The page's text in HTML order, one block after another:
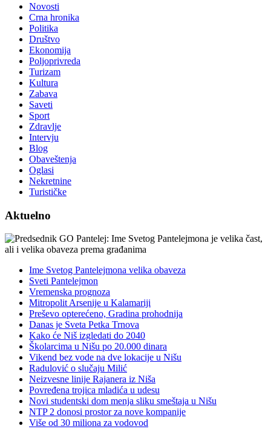
Novosti
Crna hronika
Politika
Društvo
Ekonomija
Poljoprivreda
Turizam
Kultura
Zabava
Saveti
Sport
Zdravlje
Intervju
Blog
Obaveštenja
Oglasi
Nekretnine
Turističke
Aktuelno
Ime Svetog Pantelejmona velika obaveza
Sveti Pantelejmon
Vremenska prognoza
Mitropolit Arsenije u Kalamariji
Preševo opterećeno, Gradina prohodnija
Danas je Sveta Petka Trnova
Kako će Niš izgledati do 2040
Školarcima u Nišu po 20.000 dinara
Vikend bez vode na dve lokacije u Nišu
Radulović o slučaju Milić
Neizvesne linije Rajanera iz Niša
Povređena trojica mladića u udesu
Novi studentski dom menja sliku smeštaja u Nišu
NTP 2 donosi prostor za nove kompanije
Više od 30 miliona za vodovod